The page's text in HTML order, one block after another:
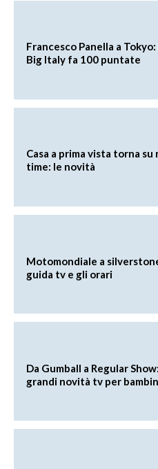
Francesco Panella a
Big Italy fa 100 puntate
Casa a prima vista torna su
time: le novità
Motomondiale a
guida tv e gli orari
Da Gumball a Regular
grandi novità tv per